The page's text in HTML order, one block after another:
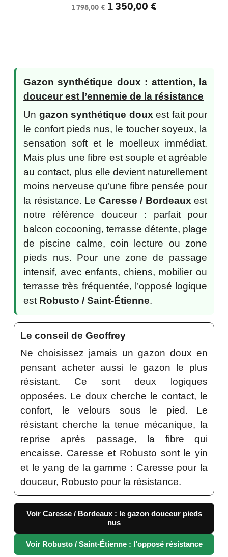
1 795,00 € 1 350,00 €
Gazon synthétique doux : attention, la
douceur est l’ennemie de la résistance
Un gazon synthétique doux est fait pour
le confort pieds nus, le toucher soyeux, la
sensation soft et le moelleux immédiat.
Mais plus une fibre est souple et agréable
au contact, plus elle devient naturellement
moins nerveuse qu’une fibre pensée pour
la résistance. Le Caresse / Bordeaux est
notre référence douceur : parfait pour
balcon cocooning, terrasse détente, plage
de piscine calme, coin lecture ou zone
pieds nus. Pour une zone de passage
intensif, avec enfants, chiens, mobilier ou
terrasse très fréquentée, l’opposé logique
est Robusto / Saint-Étienne.
Le conseil de Geoffrey
Ne choisissez jamais un gazon doux en
pensant acheter aussi le gazon le plus
résistant. Ce sont deux logiques
opposées. Le doux cherche le contact, le
confort, le velours sous le pied. Le
résistant cherche la tenue mécanique, la
reprise après passage, la fibre qui
encaisse. Caresse et Robusto sont le yin
et le yang de la gamme : Caresse pour la
douceur, Robusto pour la résistance.
Voir Caresse / Bordeaux : le gazon douceur pieds
nus
Voir Robusto / Saint-Étienne : l’opposé résistance